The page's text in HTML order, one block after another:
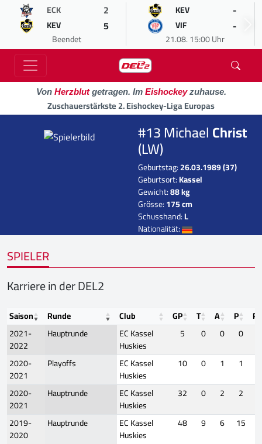
ECK 2
KEV 5
Beendet
KEV -
VIF -
21.08. 15:00 Uhr
Von Herzblutgetragen. Im Eishockeyzuhause.
Zuschauerstärkste 2. Eishockey-Liga Europas
#13 MichaelChrist
(LW)
Geburtstag:26.03.1989 (37)
Geburtsort:Kassel
Gewicht:88 kg
Grösse:175 cm
Schusshand:L
Nationalität:
SPIELER
Karriere in der DEL2
Saison Runde Club GP T A P
2021-
2022
Hauptrunde
EC Kassel
Huskies
5 0 0
0
2020-
2021
Playoffs
EC Kassel
Huskies
10 0 1
1
2020-
2021
Hauptrunde
EC Kassel
Huskies
32 0 2 2
2019-
2020
Hauptrunde
EC Kassel
Huskies
48 9 6 15